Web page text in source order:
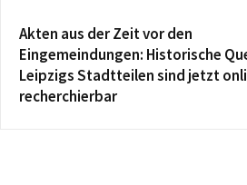
Akten aus der Zeit vor den
Eingemeindungen: Historische
Leipzigs Stadtteilen sind jetzt
recherchierbar